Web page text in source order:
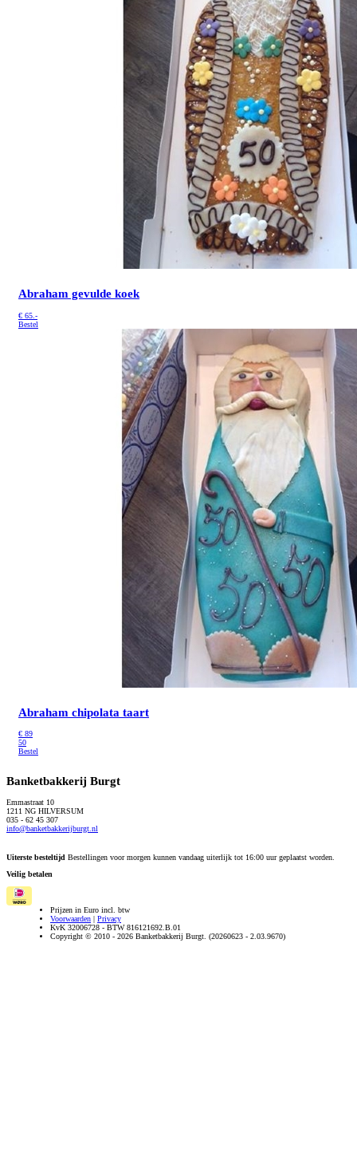
Abraham gevulde koek
€ 65.-
Bestel
Abraham chipolata taart
€ 89
50
Bestel
Banketbakkerij Burgt
Emmastraat 10
1211 NG HILVERSUM
035 - 62 45 307
info@banketbakkerijburgt.nl
Uiterste besteltijd Bestellingen voor morgen kunnen vandaag uiterlijk tot 16:00 uur geplaatst worden.
Veilig betalen
Prijzen in Euro incl. btw
Voorwaarden | Privacy
KvK 32006728 - BTW 816121692.B.01
Copyright © 2010 - 2026 Banketbakkerij Burgt. (20260623 - 2.03.9670)